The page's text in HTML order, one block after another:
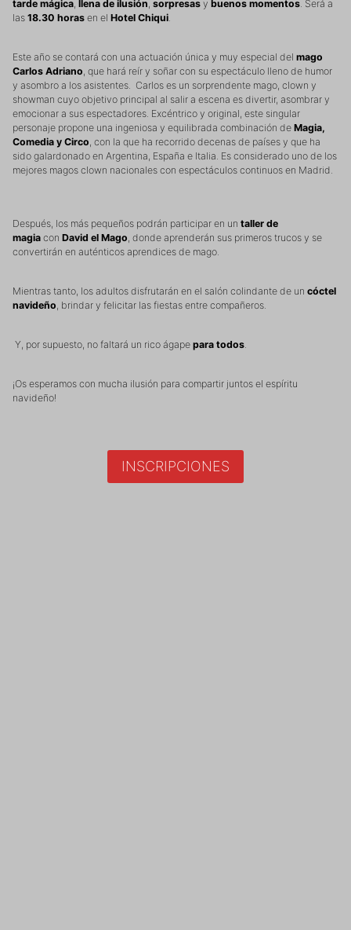
tarde mágica, llena de ilusión, sorpresas y buenos momentos. Será a
las 18.30 horas en el Hotel Chiqui.
Este año se contará con una actuación única y muy especial del mago
Carlos Adriano, que hará reír y soñar con su espectáculo lleno de humor
y asombro a los asistentes. Carlos es un sorprendente mago, clown y
showman cuyo objetivo principal al salir a escena es divertir, asombrar y
emocionar a sus espectadores. Excéntrico y original, este singular
personaje propone una ingeniosa y equilibrada combinación de Magia,
Comedia y Circo, con la que ha recorrido decenas de países y que ha
sido galardonado en Argentina, España e Italia. Es considerado uno de los
mejores magos clown nacionales con espectáculos continuos en Madrid.
Después, los más pequeños podrán participar en un taller de
magia con David el Mago, donde aprenderán sus primeros trucos y se
convertirán en auténticos aprendices de mago.
Mientras tanto, los adultos disfrutarán en el salón colindante de un cóctel
navideño, brindar y felicitar las fiestas entre compañeros.
Y, por supuesto, no faltará un rico ágape para todos.
¡Os esperamos con mucha ilusión para compartir juntos el espíritu
navideño!
INSCRIPCIONES